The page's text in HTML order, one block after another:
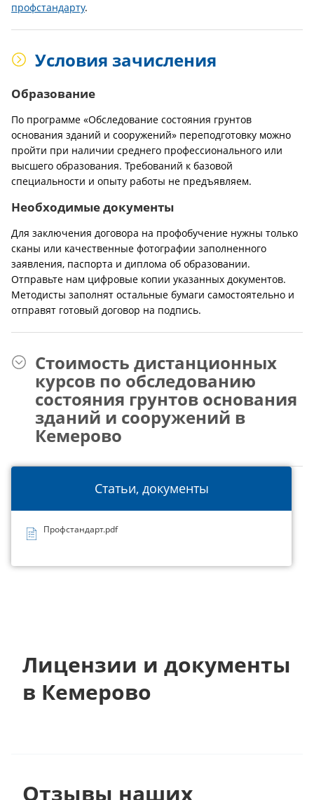
Статьи, документы
Профстандарт.pdf
профстандарту.
Условия зачисления
Образование
По программе «Обследование состояния грунтов
основания зданий и сооружений» переподготовку можно
пройти при наличии среднего профессионального или
высшего образования. Требований к базовой
специальности и опыту работы не предъявляем.
Необходимые документы
Для заключения договора на профобучение нужны только
сканы или качественные фотографии заполненного
заявления, паспорта и диплома об образовании.
Отправьте нам цифровые копии указанных документов.
Методисты заполнят остальные бумаги самостоятельно и
отправят готовый договор на подпись.
Стоимость дистанционных
курсов по обследованию
состояния грунтов основания
зданий и сооружений в
Кемерово
Лицензии и документы
в Кемерово
Отзывы наших